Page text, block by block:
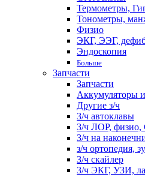
Термометры,
Тонометры,
Физио
ЭКГ, ЭЭГ,
Эндоскопия
Больше
Запчасти
Запчасти
Аккумуляторы
Другие з/ч
З/ч автоклавы
З/ч ЛОР, физио,
З/ч на
з/ч ортопедия,
З/ч скайлер
З/ч ЭКГ, УЗИ,